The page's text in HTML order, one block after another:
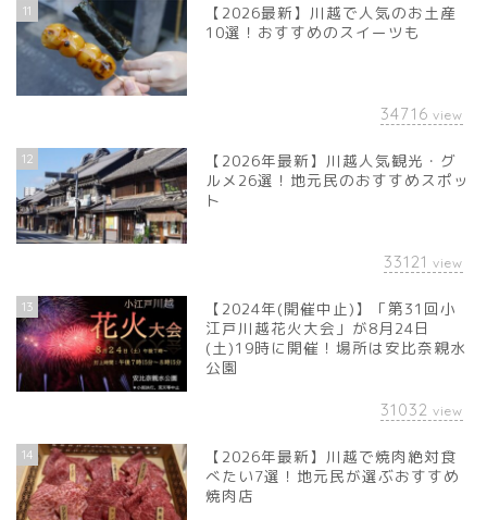
11
【2026最新】川越で人気のお土産
10選！おすすめのスイーツも
34716 view
12
【2026年最新】川越人気観光・グ
ルメ26選！地元民のおすすめスポッ
ト
33121 view
13
【2024年(開催中止)】「第31回小
江戸川越花火大会」が8月24日
(土)19時に開催！場所は安比奈親水
公園
31032 view
14
【2026年最新】川越で焼肉絶対食
べたい7選！地元民が選ぶおすすめ
焼肉店